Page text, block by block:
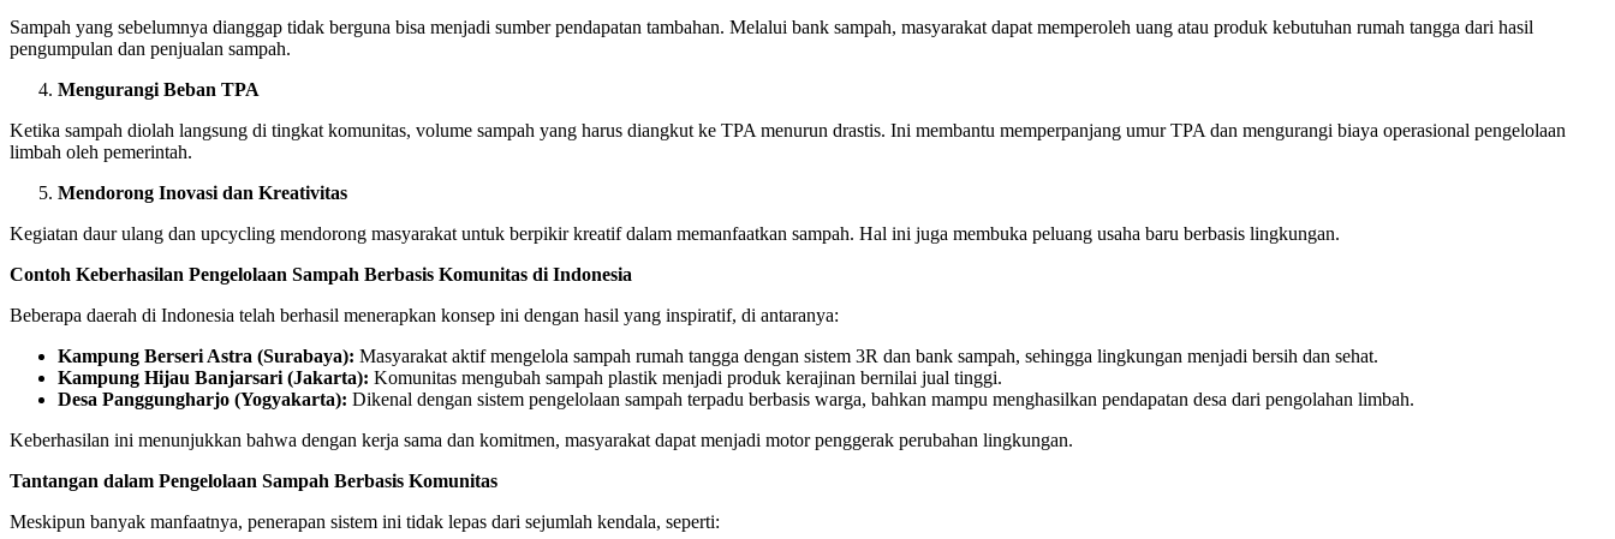
Sampah yang sebelumnya dianggap tidak berguna bisa menjadi sumber pendapatan tambahan. Melalui bank sampah, masyarakat dapat memperoleh uang atau produk kebutuhan rumah tangga dari hasil
pengumpulan dan penjualan sampah.
Mengurangi Beban TPA
Ketika sampah diolah langsung di tingkat komunitas, volume sampah yang harus diangkut ke TPA menurun drastis. Ini membantu memperpanjang umur TPA dan mengurangi biaya operasional pengelolaan
limbah oleh pemerintah.
Mendorong Inovasi dan Kreativitas
Kegiatan daur ulang dan upcycling mendorong masyarakat untuk berpikir kreatif dalam memanfaatkan sampah. Hal ini juga membuka peluang usaha baru berbasis lingkungan.
Contoh Keberhasilan Pengelolaan Sampah Berbasis Komunitas di Indonesia
Beberapa daerah di Indonesia telah berhasil menerapkan konsep ini dengan hasil yang inspiratif, di antaranya:
Kampung Berseri Astra (Surabaya): Masyarakat aktif mengelola sampah rumah tangga dengan sistem 3R dan bank sampah, sehingga lingkungan menjadi bersih dan sehat.
Kampung Hijau Banjarsari (Jakarta): Komunitas mengubah sampah plastik menjadi produk kerajinan bernilai jual tinggi.
Desa Panggungharjo (Yogyakarta): Dikenal dengan sistem pengelolaan sampah terpadu berbasis warga, bahkan mampu menghasilkan pendapatan desa dari pengolahan limbah.
Keberhasilan ini menunjukkan bahwa dengan kerja sama dan komitmen, masyarakat dapat menjadi motor penggerak perubahan lingkungan.
Tantangan dalam Pengelolaan Sampah Berbasis Komunitas
Meskipun banyak manfaatnya, penerapan sistem ini tidak lepas dari sejumlah kendala, seperti: